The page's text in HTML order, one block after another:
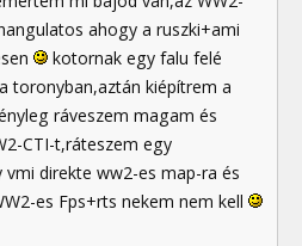
ahogy a ruszki+ami
kotornak egy falu felé
toronyban,aztán kiépítrem a
ráveszem magam és
CTI-t,ráteszem egy
direkte ww2-es map-ra és
es Fps+rts nekem nem kell